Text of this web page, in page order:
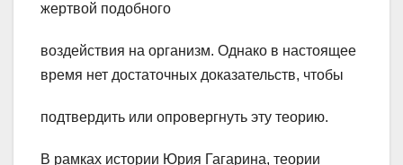
жертвой подобного
воздействия на организм. Однако в настоящее
время нет достаточных доказательств, чтобы
подтвердить или опровергнуть эту теорию.
В рамках истории Юрия Гагарина, теории